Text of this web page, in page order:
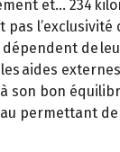
et… 234
pas l’exclusivité
dépendent de
aides
son bon
permettant